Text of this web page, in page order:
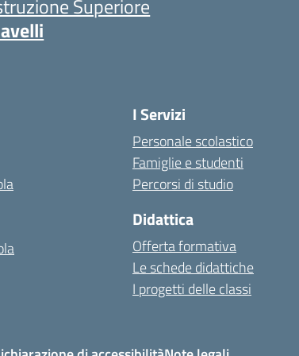
Superiore
I Servizi
Personale scolastico
Famiglie e studenti
Percorsi di studio
Didattica
Offerta formativa
Le schede didattiche
I progetti delle classi